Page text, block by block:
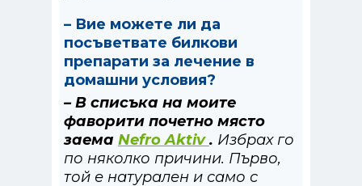
– Вие можете ли да
посъветвате билкови
препарати за лечение в
домашни условия?
– В списъка на моите
фаворити почетно място
заема Nefro Aktiv. Избрах го
по няколко причини. Първо,
той е натурален и само с